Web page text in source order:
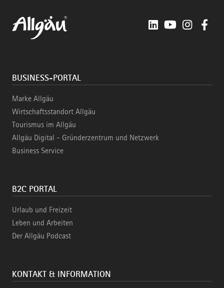
LinkedInYouTube
BUSINESS-PORTAL
Marke Allgäu
Wirtschaftsstandort Allgäu
Tourismus im Allgäu
Allgäu Digital - Gründerzentrum und Netzwerk
Business Service
B2C PORTAL
Urlaub und Freizeit
Leben und Arbeiten
Der Allgäu Podcast
KONTAKT & INFORMATION